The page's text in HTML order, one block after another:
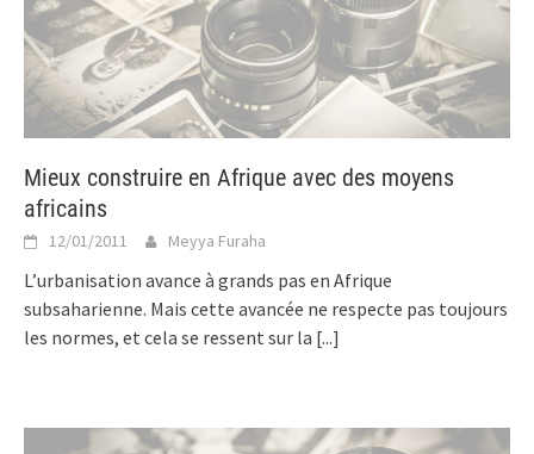
Mieux construire en Afrique avec des moyens
africains
12/01/2011 Meyya Furaha
L’urbanisation avance à grands pas en Afrique
subsaharienne. Mais cette avancée ne respecte pas toujours
les normes, et cela se ressent sur la [...]